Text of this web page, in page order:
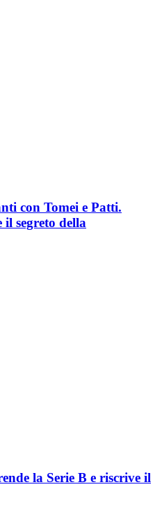
con Tomei e Patti.
il segreto della
la Serie B e riscrive il